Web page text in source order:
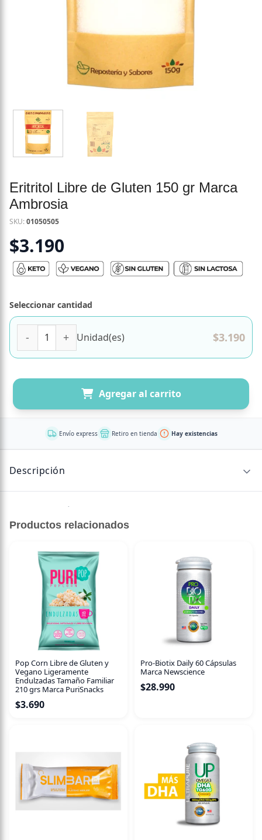
Eritritol Libre de Gluten 150 gr Marca
Ambrosia
SKU:01050505
$3.190
Seleccionar cantidad
Unidad(es) $3.190
Agregar al carrito
Envío express Retiro en tienda Hay existencias
Descripción
Sin descripción disponible.
Productos relacionados
Pop Corn Libre de Gluten y
Vegano Ligeramente
Endulzadas Tamaño Familiar
210 grs Marca PuriSnacks
$3.690
Pro-Biotix Daily 60 Cápsulas
Marca Newscience
$28.990